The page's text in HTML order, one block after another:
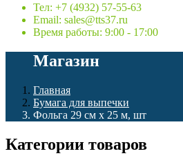
Тел: +7 (4932) 57-55-63
Email: sales@tts37.ru
Время работы: 9:00 - 17:00
Магазин
Главная
Бумага для выпечки
Фольга 29 см х 25 м, шт
Категории товаров